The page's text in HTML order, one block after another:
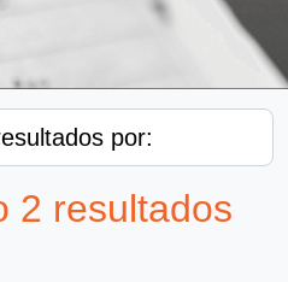
por:
2 resultados